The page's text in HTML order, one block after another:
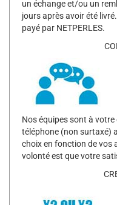
un échange et/ou un
jours après avoir été
payé par NETPERLES.
Nos équipes sont à
téléphone (non surtaxé)
choix en fonction de vos
volonté est que votre